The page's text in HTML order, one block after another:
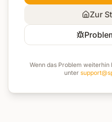
Zur
Wenn das Problem
unter